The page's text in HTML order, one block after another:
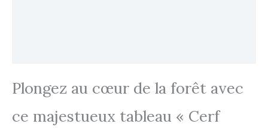
Plongez au cœur de la forêt avec
ce majestueux tableau « Cerf